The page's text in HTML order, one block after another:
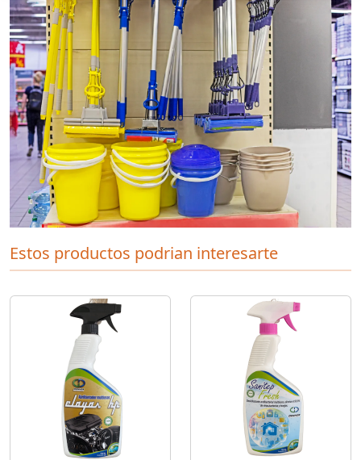
Estos productos podrian interesarte